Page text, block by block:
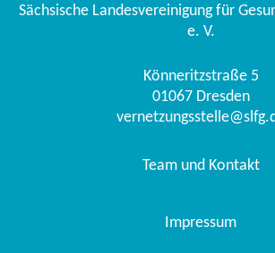
Sächsische Landesvereinigung für
e. V.
Könneritzstraße 5
01067 Dresden
Team und Kontakt
Impressum